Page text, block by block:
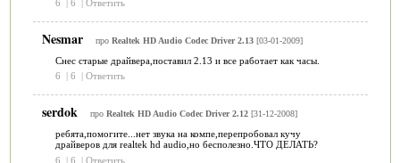
6
| 6 | Ответить
Nesmar про Realtek HD Audio Codec Driver 2.13[03-01-2009]
Снес старые драйвера,поставил 2.13 и все работает как часы.
6
| 6 | Ответить
serdok про Realtek HD Audio Codec Driver 2.12[31-12-2008]
ребята,помогите...нет звука на компе,перепробовал кучу
драйверов для realtek hd audio,но бесполезно.ЧТО ДЕЛАТЬ?
6
| 6 | Ответить